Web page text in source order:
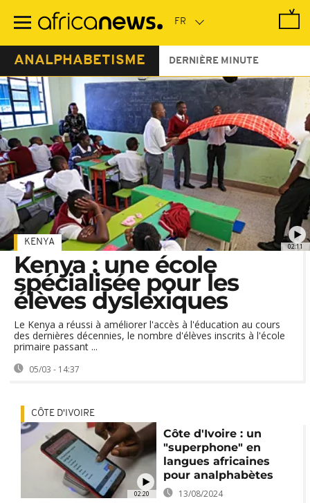
contenu
ANALPHABETISME DERNIÈRE MINUTE
02:11
KENYA
Kenya : une école
spécialisée pour les
élèves dyslexiques
Le Kenya a réussi à améliorer l'accès à l'éducation au cours
des dernières décennies, le nombre d'élèves inscrits à l'école
primaire passant ...
05/03 - 14:37
02:20
CÔTE D'IVOIRE
Côte d'Ivoire : un
"superphone" en
langues africaines
pour analphabètes
13/08/2024